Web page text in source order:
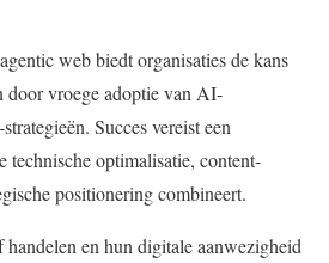
web biedt organisaties de kans
door vroege adoptie van AI-
Succes vereist een
technische optimalisatie, content-
positionering combineert.
en hun digitale aanwezigheid